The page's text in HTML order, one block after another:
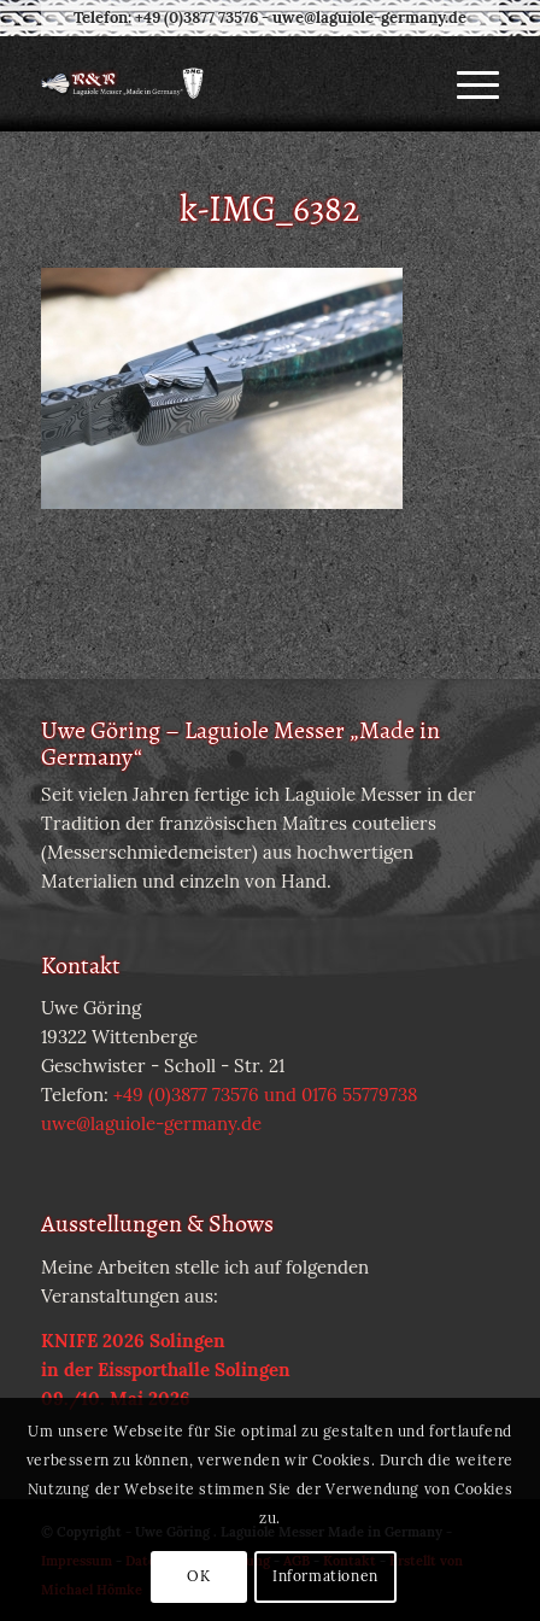
Telefon: +49 (0)3877 73576-uwe@laguiole-germany.de
k-IMG_6382
Uwe Göring – Laguiole Messer „Made in
Germany“
Seit vielen Jahren fertige ich Laguiole Messer in der
Tradition der französischen Maîtres couteliers
(Messerschmiedemeister) aus hochwertigen
Materialien und einzeln von Hand.
Kontakt
Uwe Göring
19322 Wittenberge
Geschwister - Scholl - Str. 21
Telefon: +49 (0)3877 73576 und 0176 55779738
uwe@laguiole-germany.de
Ausstellungen & Shows
Meine Arbeiten stelle ich auf folgenden
Veranstaltungen aus:
KNIFE 2026 Solingen
in der Eissporthalle Solingen
09./10. Mai 2026
© Copyright - Uwe Göring . Laguiole Messer Made in Germany -
Impressum- Datenschutzerklärung- AGB- Kontakt
Erstellt von
Michael Hömke
Um unsere Webseite für Sie optimal zu gestalten und fortlaufend
verbessern zu können, verwenden wir Cookies. Durch die weitere
Nutzung der Webseite stimmen Sie der Verwendung von Cookies
zu.
OK Informationen